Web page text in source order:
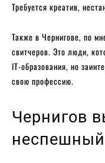
Требуется креатив,
Также в Чернигове, по
свитчеров. Это люди,
IT-образования, но
свою профессию.
Чернигов